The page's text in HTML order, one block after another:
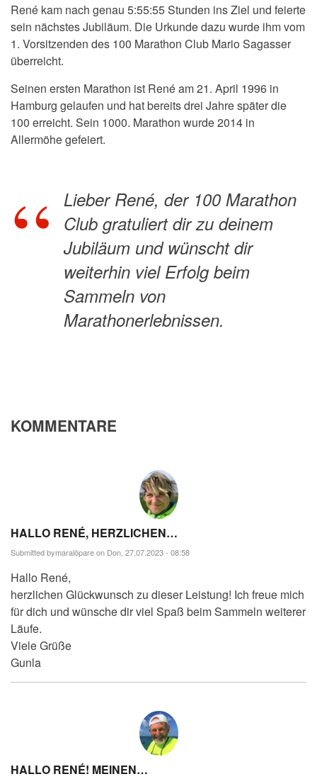
René kam nach genau 5:55:55 Stunden ins Ziel und feierte
sein nächstes Jubiläum. Die Urkunde dazu wurde ihm vom
1. Vorsitzenden des 100 Marathon Club Mario Sagasser
überreicht.
Seinen ersten Marathon ist René am 21. April 1996 in
Hamburg gelaufen und hat bereits drei Jahre später die
100 erreicht. Sein 1000. Marathon wurde 2014 in
Allermöhe gefeiert.
Lieber René, der 100 Marathon
Club gratuliert dir zu deinem
Jubiläum und wünscht dir
weiterhin viel Erfolg beim
Sammeln von
Marathonerlebnissen.
KOMMENTARE
HALLO RENÉ, HERZLICHEN…
Submitted bymaralöpareon Don, 27.07.2023 - 08:58
Hallo René,
herzlichen Glückwunsch zu dieser Leistung! Ich freue mich
für dich und wünsche dir viel Spaß beim Sammeln weiterer
Läufe.
Viele Grüße
Gunla
HALLO RENÉ! MEINEN…